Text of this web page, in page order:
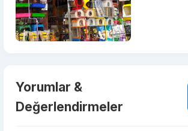
Yorumlar &
Değerlendirmeler